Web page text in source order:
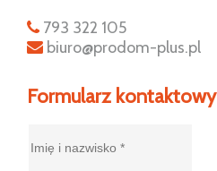
793 322 105
biuro@prodom-plus.pl
Formularz kontaktowy